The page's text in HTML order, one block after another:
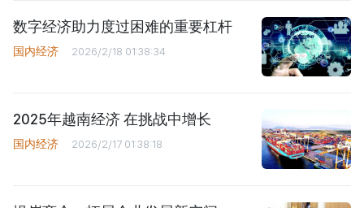
数字经济助力度过困难的重要杠杆
国内经济 2026/2/18 01:38:34
2025年越南经济 在挑战中增长
国内经济 2026/2/17 01:38:18